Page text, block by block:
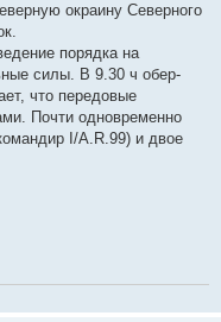
окраину Северного
порядка на
силы. В 9.30 ч обер-
что передовые
Почти одновременно
I/A.R.99) и двое